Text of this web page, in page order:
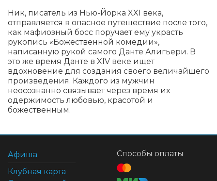
Ник, писатель из Нью-Йорка XXI века,
отправляется в опасное путешествие после того,
как мафиозный босс поручает ему украсть
рукопись «Божественной комедии»,
написанную рукой самого Данте Алигьери. В
это же время Данте в XIV веке ищет
вдохновение для создания своего величайшего
произведения. Каждого из мужчин
неосознанно связывает через время их
одержимость любовью, красотой и
божественным.
Афиша
Клубная карта
Способы оплаты